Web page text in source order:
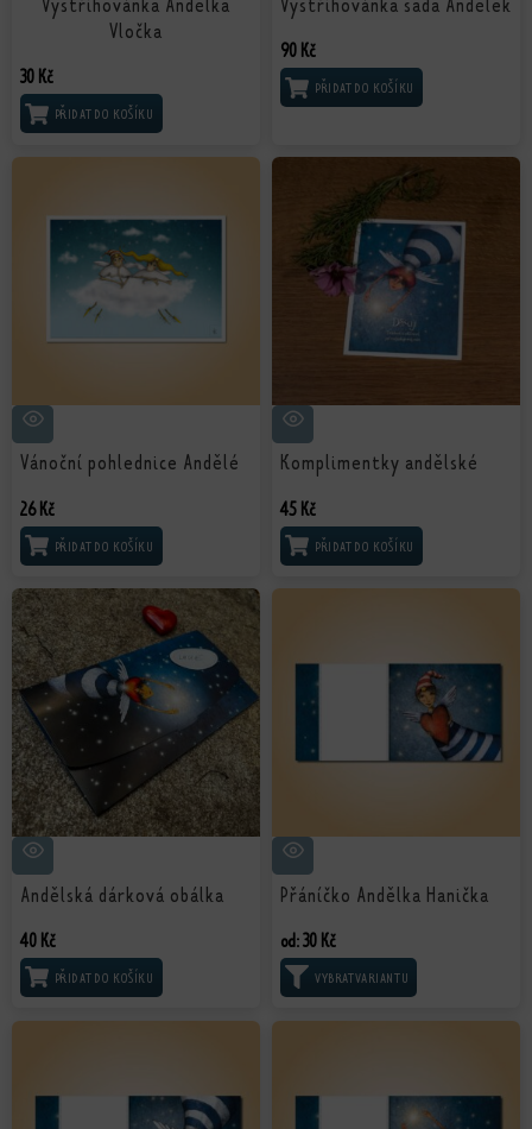
Vystřihovánka Andělka
Vločka
30 Kč
PŘIDAT DO KOŠÍKU
Vystřihovánka sada Andělek
90 Kč
PŘIDAT DO KOŠÍKU
Vánoční pohlednice Andělé
26 Kč
PŘIDAT DO KOŠÍKU
Komplimentky andělské
45 Kč
PŘIDAT DO KOŠÍKU
Andělská dárková obálka
40 Kč
PŘIDAT DO KOŠÍKU
Přáníčko Andělka Hanička
od:30 Kč
VÝBĚR MOŽNOSTÍ